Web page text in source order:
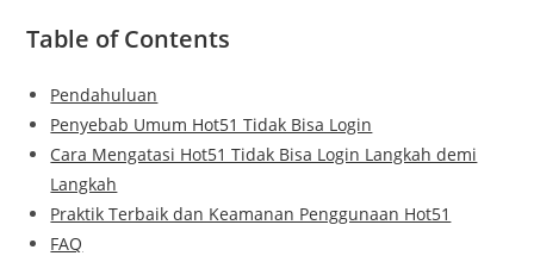
Table of Contents
Pendahuluan
Penyebab Umum Hot51 Tidak Bisa Login
Cara Mengatasi Hot51 Tidak Bisa Login Langkah demi
Langkah
Praktik Terbaik dan Keamanan Penggunaan Hot51
FAQ